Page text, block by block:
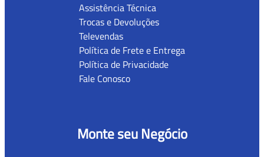
Assistência Técnica
Trocas e Devoluções
Televendas
Política de Frete e Entrega
Política de Privacidade
Fale Conosco
Monte seu Negócio